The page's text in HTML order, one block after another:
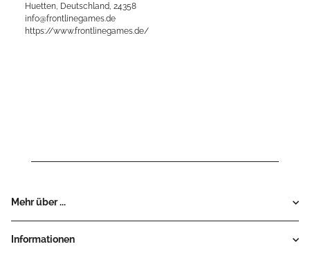
Huetten, Deutschland, 24358
info@frontlinegames.de
https://www.frontlinegames.de/
Mehr über ...
Informationen